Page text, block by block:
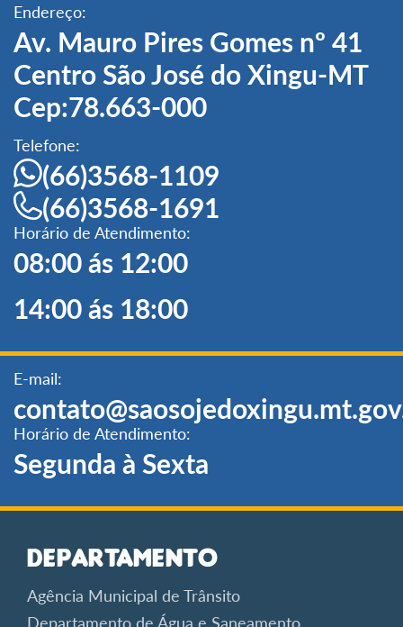
Endereço:
Av. Mauro Pires Gomes nº 41
Centro São José do Xingu-MT
Cep:78.663-000
Telefone:
(66)3568-1109
(66)3568-1691
Horário de Atendimento:
08:00 ás 12:00
14:00 ás 18:00
E-mail:
Horário de Atendimento:
Segunda à Sexta
Departamento
Agência Municipal de Trânsito
Departamento de Água e Saneamento